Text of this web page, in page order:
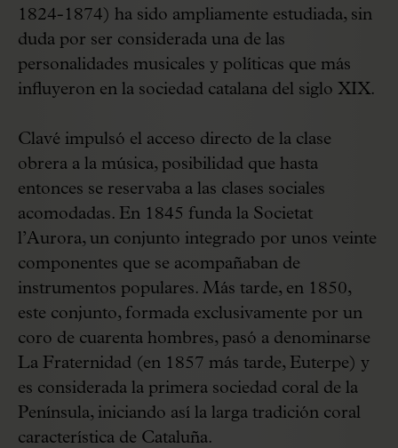
1824-1874) ha sido ampliamente estudiada, sin
duda por ser considerada una de las
personalidades musicales y políticas que más
influyeron en la sociedad catalana del siglo XIX.
Clavé impulsó el acceso directo de la clase
obrera a la música, posibilidad que hasta
entonces se reservaba a las clases sociales
acomodadas. En 1845 funda la Societat
l’Aurora, un conjunto integrado por unos veinte
componentes que se acompañaban de
instrumentos populares. Más tarde, en 1850,
este conjunto, formada exclusivamente por un
coro de cuarenta hombres, pasó a denominarse
La Fraternidad (en 1857 más tarde, Euterpe) y
es considerada la primera sociedad coral de la
Península, iniciando así la larga tradición coral
característica de Cataluña.